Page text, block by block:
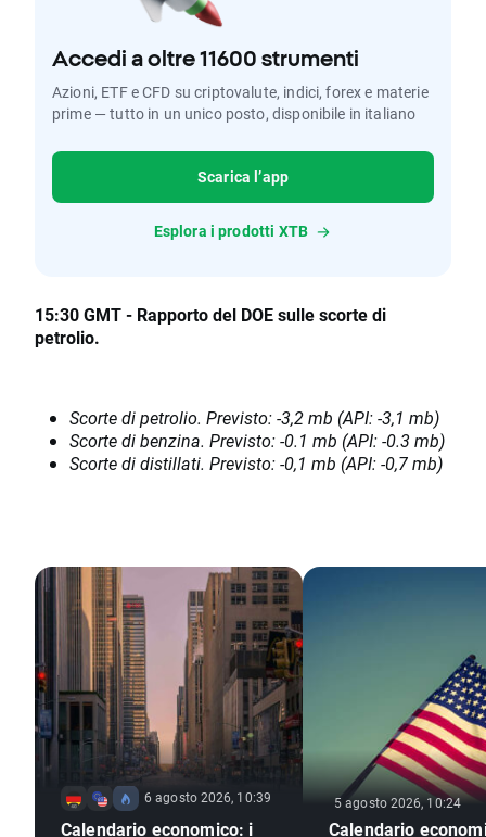
Accedi a oltre 11600 strumenti
Azioni, ETF e CFD su criptovalute, indici, forex e materie
prime — tutto in un unico posto, disponibile in italiano
Scarica l’app
Esplora i prodotti XTB
15:30 GMT - Rapporto del DOE sulle scorte di
petrolio.
Scorte di petrolio. Previsto: -3,2 mb (API: -3,1 mb)
Scorte di benzina. Previsto: -0.1 mb (API: -0.3 mb)
Scorte di distillati. Previsto: -0,1 mb (API: -0,7 mb)
6 agosto 2026, 10:39
Calendario economico: i
5 agosto 2026, 10:24
Calendario